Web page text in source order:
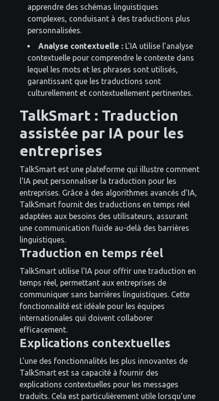
apprendre des schémas linguistiques
complexes, conduisant à des traductions plus
personnalisées.
Analyse contextuelle : L'IA utilise l'analyse
contextuelle pour comprendre le contexte dans
lequel les mots et les phrases sont utilisés,
garantissant que les traductions sont
culturellement et contextuellement pertinentes.
TalkSmart : Traduction
assistée par IA pour les
entreprises
TalkSmart est une plateforme qui illustre comment
l'IA peut personnaliser la traduction pour les
entreprises. Grâce à des algorithmes avancés d'IA,
TalkSmart fournit des traductions en temps réel
adaptées aux besoins des utilisateurs, assurant
une communication fluide au-delà des barrières
linguistiques.
Traduction en temps réel
TalkSmart utilise l'IA pour offrir une traduction en
temps réel, permettant aux entreprises de
communiquer sans barrières linguistiques. Cette
fonctionnalité est idéale pour les équipes
internationales qui doivent collaborer
efficacement.
Explications contextuelles
L'une des fonctionnalités les plus innovantes de
TalkSmart est sa capacité à fournir des
explications contextuelles pour les messages
traduits. Cela est particulièrement utile lorsqu'une